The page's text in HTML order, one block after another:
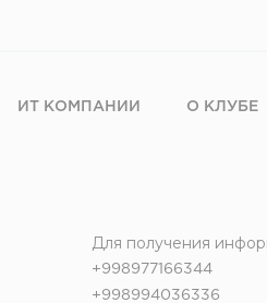
ИТ КОМПАНИИ О КЛУБЕ
Для получения
+998977166344
+998994036336